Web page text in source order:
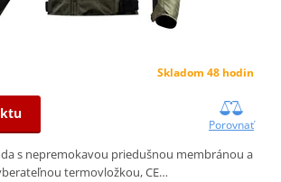
Skladom 48 hodin
Porovnať
s nepremokavou priedušnou membránou a
termovložkou, CE…